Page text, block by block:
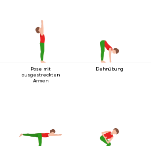
Pose mit
ausgestreckten
Armen
Dehnübung